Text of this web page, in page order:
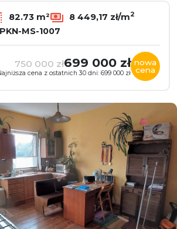
82.73 m² 8 449,17 zł/m2
PKN-MS-1007
750 000 zł699 000 zł
cena z ostatnich 30 dni: 699 000 zł
nowa
cena